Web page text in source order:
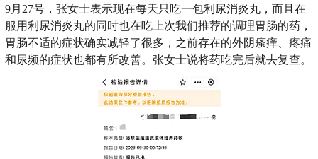
9月27号，张女士表示现在每天只吃一包利尿消炎丸，而且在
服用利尿消炎丸的同时也在吃上次我们推荐的调理胃肠的药，
胃肠不适的症状确实减轻了很多，之前存在的外阴瘙痒、疼痛
和尿频的症状也都有所改善。张女士说将药吃完后就去复查。